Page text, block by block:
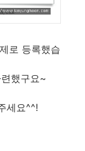
로 등록했습
했구요~
세요^^!